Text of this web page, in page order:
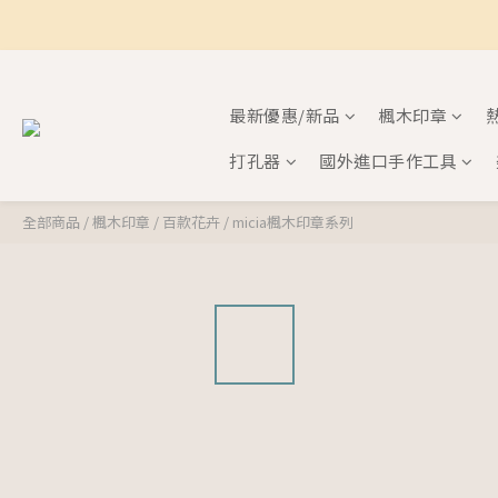
最新優惠/新品 楓木印章
打孔器
國外進口手作工具
全部商品 /楓木印章 / 百款花卉 / micia楓木印章系列